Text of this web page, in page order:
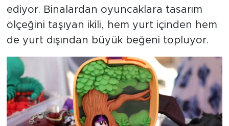
ediyor. Binalardan oyuncaklara tasarım
ölçeğini taşıyan ikili, hem yurt içinden hem
de yurt dışından büyük beğeni topluyor.